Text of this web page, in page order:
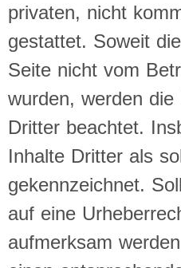
privaten, nicht
gestattet. Soweit
Seite nicht vom
wurden, werden die
Dritter beachtet.
Inhalte Dritter als
gekennzeichnet.
auf eine
aufmerksam